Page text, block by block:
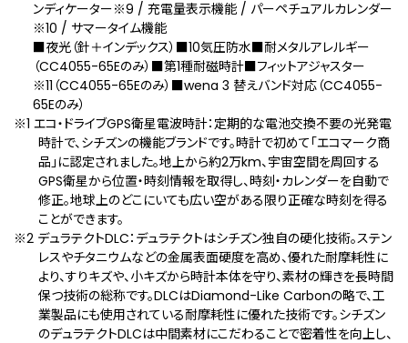
ンディケーター※9 / 充電量表示機能 / パーペチュアルカレンダー
※10 / サマータイム機能
■夜光（針＋インデックス）■10気圧防水■耐メタルアレルギー
（CC4055-65Eのみ）■第1種耐磁時計■フィットアジャスター
※11 （CC4055-65Eのみ）■wena 3 替えバンド対応（CC4055-
65Eのみ）
※1 エコ・ドライブGPS衛星電波時計：定期的な電池交換不要の光発電
時計で、シチズンの機能ブランドです。時計で初めて「エコマーク商
品」に認定されました。地上から約2万km、宇宙空間を周回する
GPS衛星から位置・時刻情報を取得し、時刻・カレンダーを自動で
修正。地球上のどこにいても広い空がある限り正確な時刻を得る
ことができます。
※2 デュラテクトDLC：デュラテクトはシチズン独自の硬化技術。ステン
レスやチタニウムなどの金属表面硬度を高め、優れた耐摩耗性に
より、すりキズや、小キズから時計本体を守り、素材の輝きを長時間
保つ技術の総称です。DLCはDiamond-Like Carbonの略で、工
業製品にも使用されている耐摩耗性に優れた技術です。シチズン
のデュラテクトDLCは中間素材にこだわることで密着性を向上し、